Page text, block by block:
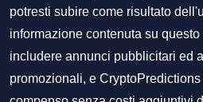
potresti subire come risultato
informazione contenuta su
includere annunci pubblicitari ed
promozionali, e